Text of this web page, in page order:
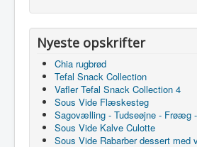
Nyeste opskrifter
Chia rugbrød
Tefal Snack Collection
Vafler Tefal Snack Collection 4
Sous Vide Flæskesteg
Sagovælling - Tudseøjne - Frøæg
Sous Vide Kalve Culotte
Sous Vide Rabarber dessert med